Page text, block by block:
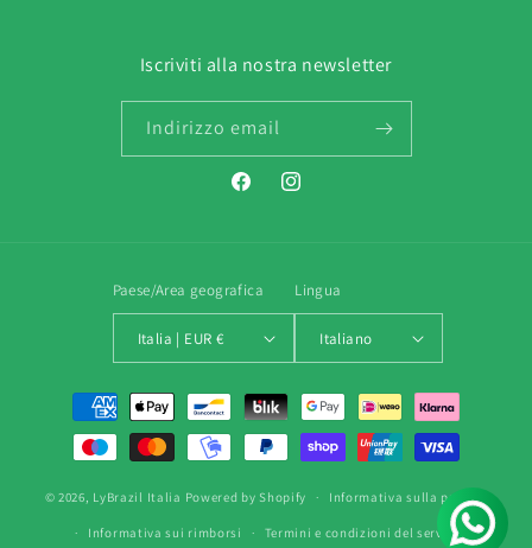
Iscriviti alla nostra newsletter
Indirizzo email
FacebookInstagram
Paese/Area geografica
Italia | EUR €
Lingua
Italiano
Metodi
pagamento
© 2026, LyBrazil Italia Powered by Shopify Informativa sulla privacy
Informativa sui rimborsi Termini e condizioni del servizio